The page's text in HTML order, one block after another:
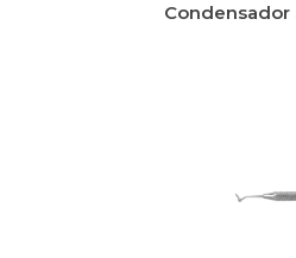
Condensador